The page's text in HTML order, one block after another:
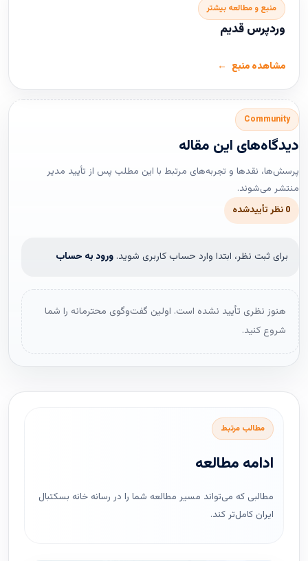
منبع و مطالعه بیشتر
وردپرس قدیم
مشاهده منبع
Community
دیدگاه‌های این مقاله
پرسش‌ها، نقدها و تجربه‌های مرتبط با این مطلب پس از تأیید مدیر
منتشر می‌شوند.
0 نظر تأییدشده
برای ثبت نظر، ابتدا وارد حساب کاربری شوید. ورود به حساب
هنوز نظری تأیید نشده است. اولین گفت‌وگوی محترمانه را شما
شروع کنید.
مطالب مرتبط
ادامه مطالعه
مطالبی که می‌تواند مسیر مطالعه شما را در رسانه خانه بسکتبال
ایران کامل‌تر کند.